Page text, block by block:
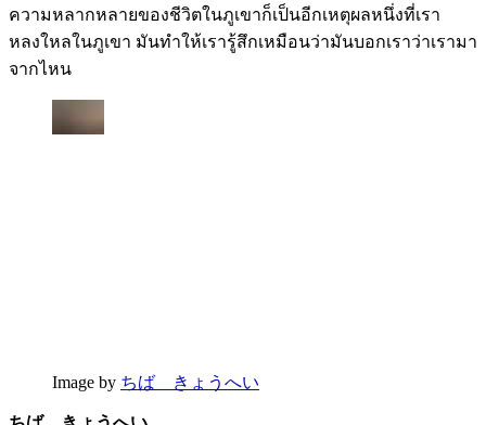
ความหลากหลายของชีวิตในภูเขาก็เป็นอีกเหตุผลหนึ่งที่เรา
หลงใหลในภูเขา มันทำให้เรารู้สึกเหมือนว่ามันบอกเราว่าเรามา
จากไหน
Image by ちば きょうへい